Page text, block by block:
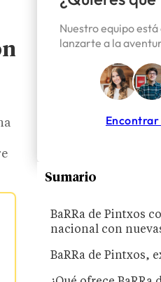
Nuestro equipo
lanzarte a la
Sumario
BaRRa de Pintxos
nacional con
BaRRa de Pintxos,